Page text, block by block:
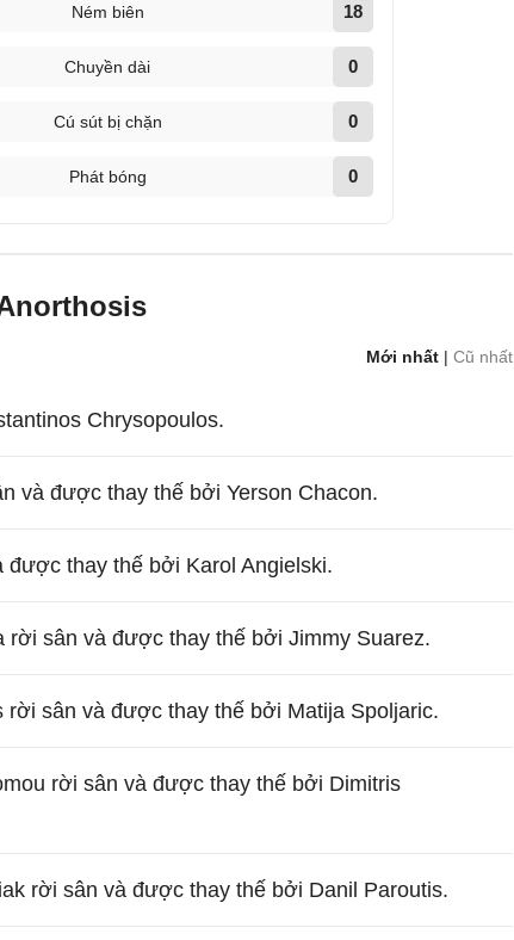
Ném biên 18
Chuyền dài 0
Cú sút bị chặn 0
Phát bóng 0
Mới nhất |Cũ nhất
Chrysopoulos.
và được thay thế bởi Yerson Chacon.
được thay thế bởi Karol Angielski.
rời sân và được thay thế bởi Jimmy Suarez.
rời sân và được thay thế bởi Matija Spoljaric.
rời sân và được thay thế bởi Dimitris
rời sân và được thay thế bởi Danil Paroutis.